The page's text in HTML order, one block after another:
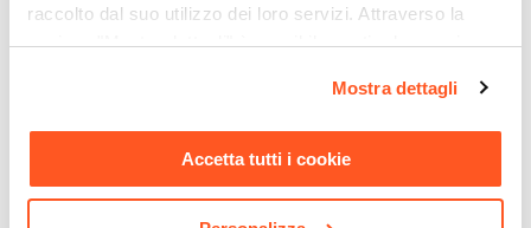
raccolto dal suo utilizzo dei loro servizi. Attraverso la
sezione "Mostra dettagli" è possibile gestire le proprie
momento. Per maggiori informazioni si invita a leggere la
nostraCookie Policy.
Mostra dettagli
Accetta tutti i cookie